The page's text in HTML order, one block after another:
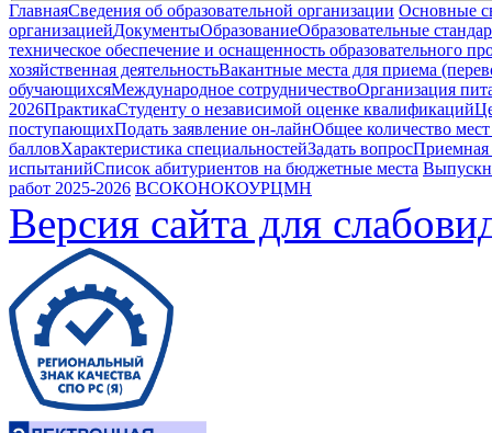
ГлавнаяСведения об образовательной организации Основные
организациейДокументыОбразованиеОбразовательные
техническое обеспечение и оснащенность образовательного
хозяйственная деятельностьВакантные места для приема
обучающихсяМеждународное сотрудничествоОрганизация
2026ПрактикаСтуденту о независимой оценке квалификаций
поступающихПодать заявление он-лайнОбщее количество
балловХарактеристика специальностейЗадать вопросПриемная
испытанийСписок абитуриентов на бюджетные места
работ 2025-2026 ВСОКОНОКОУРЦМН
Версия сайта для